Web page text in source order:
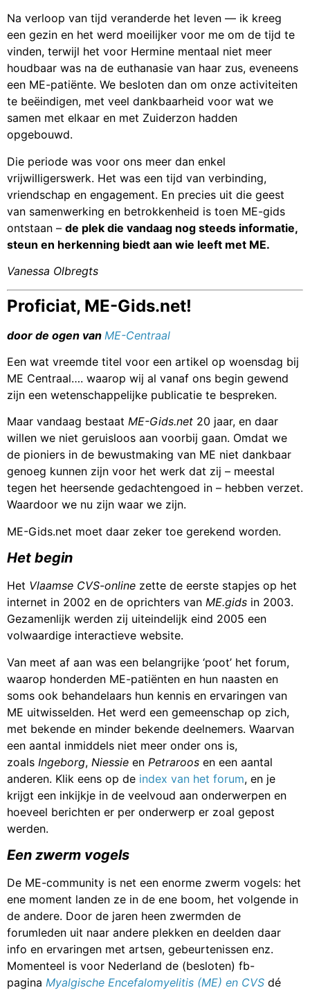
Na verloop van tijd veranderde het leven — ik kreeg
een gezin en het werd moeilijker voor me om de tijd te
vinden, terwijl het voor Hermine mentaal niet meer
houdbaar was na de euthanasie van haar zus, eveneens
een ME-patiënte. We besloten dan om onze activiteiten
te beëindigen, met veel dankbaarheid voor wat we
samen met elkaar en met Zuiderzon hadden
opgebouwd.
Die periode was voor ons meer dan enkel
vrijwilligerswerk. Het was een tijd van verbinding,
vriendschap en engagement. En precies uit die geest
van samenwerking en betrokkenheid is toen ME-gids
ontstaan – de plek die vandaag nog steeds informatie,
steun en herkenning biedt aan wie leeft met ME.
Vanessa Olbregts
Proficiat, ME-Gids.net!
door de ogen van ME-Centraal
Een wat vreemde titel voor een artikel op woensdag bij
ME Centraal…. waarop wij al vanaf ons begin gewend
zijn een wetenschappelijke publicatie te bespreken.
Maar vandaag bestaat ME-Gids.net 20 jaar, en daar
willen we niet geruisloos aan voorbij gaan. Omdat we
de pioniers in de bewustmaking van ME niet dankbaar
genoeg kunnen zijn voor het werk dat zij – meestal
tegen het heersende gedachtengoed in – hebben verzet.
Waardoor we nu zijn waar we zijn.
ME-Gids.net moet daar zeker toe gerekend worden.
Het begin
Het Vlaamse CVS-online zette de eerste stapjes op het
internet in 2002 en de oprichters van ME.gids in 2003.
Gezamenlijk werden zij uiteindelijk eind 2005 een
volwaardige interactieve website.
Van meet af aan was een belangrijke ‘poot’ het forum,
waarop honderden ME-patiënten en hun naasten en
soms ook behandelaars hun kennis en ervaringen van
ME uitwisselden. Het werd een gemeenschap op zich,
met bekende en minder bekende deelnemers. Waarvan
een aantal inmiddels niet meer onder ons is,
zoals Ingeborg, Niessie en Petraroos en een aantal
anderen. Klik eens op de index van het forum, en je
krijgt een inkijkje in de veelvoud aan onderwerpen en
hoeveel berichten er per onderwerp er zoal gepost
werden.
Een zwerm vogels
De ME-community is net een enorme zwerm vogels: het
ene moment landen ze in de ene boom, het volgende in
de andere. Door de jaren heen zwermden de
forumleden uit naar andere plekken en deelden daar
info en ervaringen met artsen, gebeurtenissen enz.
Momenteel is voor Nederland de (besloten) fb-
pagina Myalgische Encefalomyelitis (ME) en CVS dé